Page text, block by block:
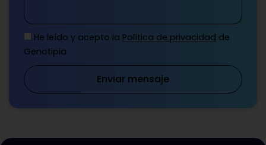
He leído y acepto la Política de privacidad de
Genotipia
Enviar mensaje